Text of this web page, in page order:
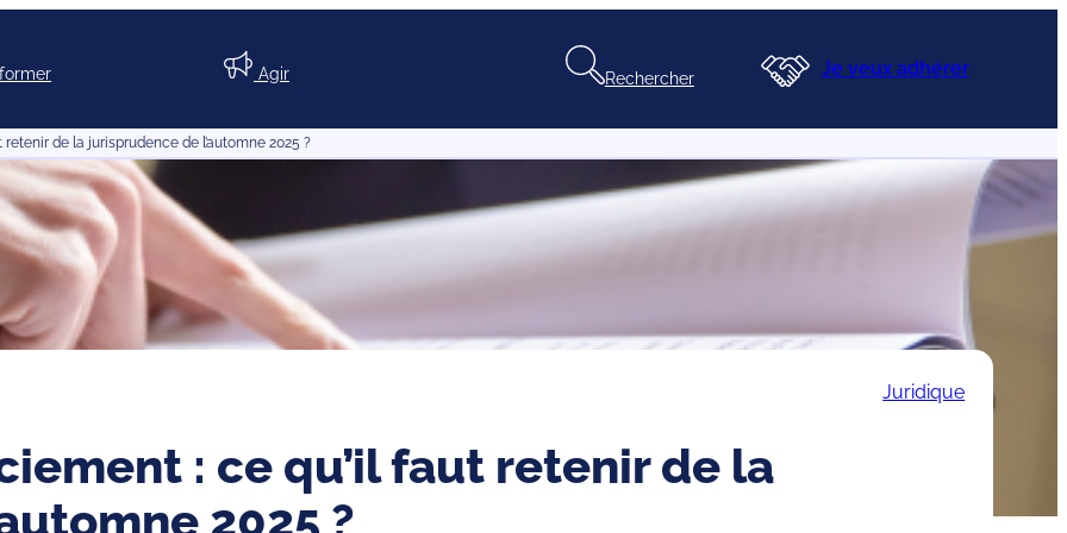
Agir Rechercher Je veux adhérer
de la jurisprudence de l’automne 2025 ?
Juridique
: ce qu’il faut retenir de la
2025 ?